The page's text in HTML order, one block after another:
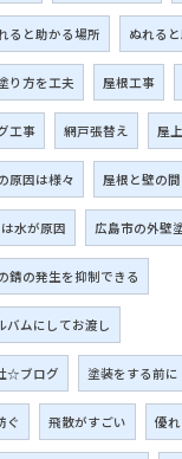
ると助かる場所 ぬれる
り方を工夫 屋根工事
工事 網戸張替え 屋
原因は様々 屋根と壁の間
水が原因 広島市の外壁
錆の発生を抑制できる
バムにしてお渡し
☆ブログ 塗装をする前に
ぐ 飛散がすごい 優